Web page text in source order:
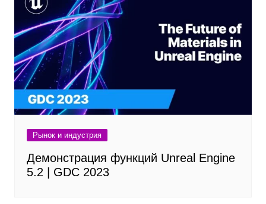
Рынок и индустрия
Демонстрация функций Unreal Engine
5.2 | GDC 2023